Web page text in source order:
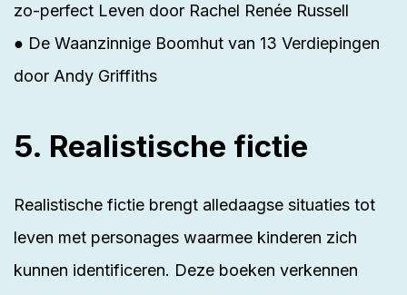
zo-perfect Leven door Rachel Renée Russell
● De Waanzinnige Boomhut van 13 Verdiepingen
door Andy Griffiths
5. Realistische fictie
Realistische fictie brengt alledaagse situaties tot
leven met personages waarmee kinderen zich
kunnen identificeren. Deze boeken verkennen